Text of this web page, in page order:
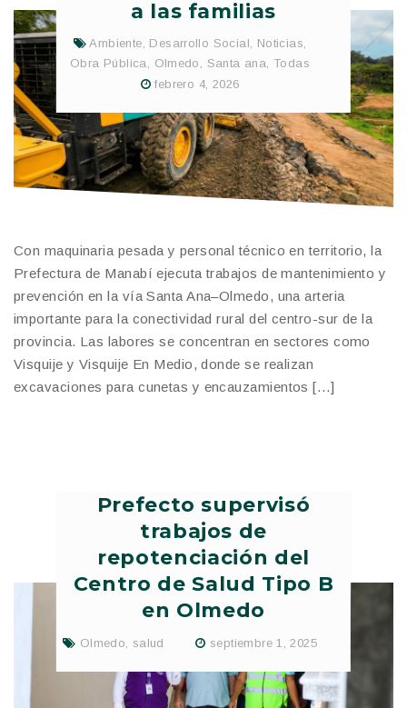
a las familias
Ambiente, Desarrollo Social, Noticias,
Obra Pública, Olmedo , Santa ana, Todas
febrero 4, 2026
Con maquinaria pesada y personal técnico en territorio, la
Prefectura de Manabí ejecuta trabajos de mantenimiento y
prevención en la vía Santa Ana–Olmedo, una arteria
importante para la conectividad rural del centro-sur de la
provincia. Las labores se concentran en sectores como
Visquije y Visquije En Medio, donde se realizan
excavaciones para cunetas y encauzamientos […]
Prefecto supervisó
trabajos de
repotenciación del
Centro de Salud Tipo B
en Olmedo
Olmedo salud septiembre 1, 2025